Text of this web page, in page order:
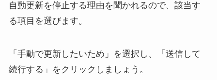
自動更新を停止する理由を聞かれるので、該当す
る項目を選びます。
「手動で更新したいため」を選択し、「送信して
続行する」をクリックしましょう。